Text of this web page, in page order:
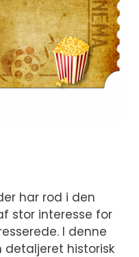
har rod i den
stor interesse for
I denne
historisk